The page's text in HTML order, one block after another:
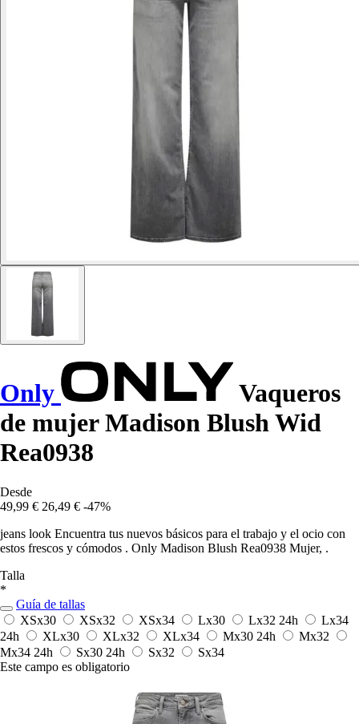
Only
Vaqueros
de mujer Madison Blush Wid
Rea0938
Desde
49,99 € 26,49 € -47%
jeans look Encuentra tus nuevos básicos para el trabajo y el ocio con
estos frescos y cómodos . Only Madison Blush Rea0938 Mujer, .
Talla
*
Guía de tallas
XSx30
XSx32 XSx34 Lx30 Lx32 24h
Lx34
24h
XLx30 XLx32 XLx34 Mx30 24h
Mx32
Mx34 24h Sx30 24h Sx32
Sx34
Este campo es obligatorio